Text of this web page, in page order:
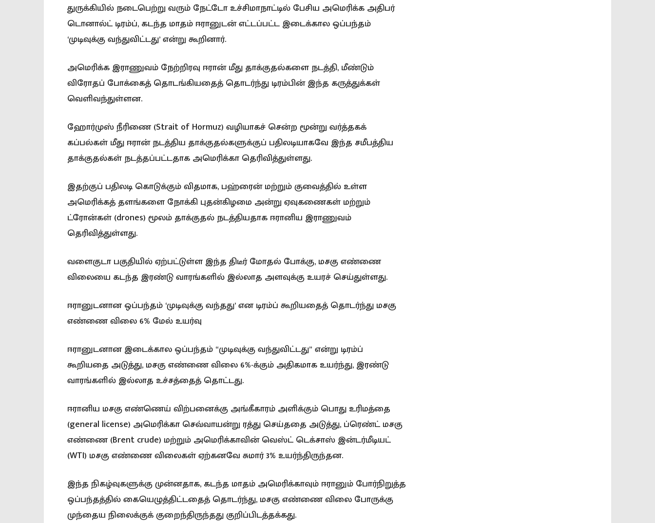
துருக்கியில் நடைபெற்று வரும் நேட்டோ உச்சிமாநாட்டில் பேசிய அமெரிக்க அதிபர்
டொனால்ட் டிரம்ப், கடந்த மாதம் ஈரானுடன் எட்டப்பட்ட இடைக்கால ஒப்பந்தம்
‘முடிவுக்கு வந்துவிட்டது’ என்று கூறினார்.
அமெரிக்க இராணுவம் நேற்றிரவு ஈரான் மீது தாக்குதல்களை நடத்தி, மீண்டும்
விரோதப் போக்கைத் தொடங்கியதைத் தொடர்ந்து டிரம்பின் இந்த கருத்துக்கள்
வெளிவந்துள்ளன.
ஹோர்முஸ் நீரிணை (Strait of Hormuz) வழியாகச் சென்ற மூன்று வர்த்தகக்
கப்பல்கள் மீது ஈரான் நடத்திய தாக்குதல்களுக்குப் பதிலடியாகவே இந்த சமீபத்திய
தாக்குதல்கள் நடத்தப்பட்டதாக அமெரிக்கா தெரிவித்துள்ளது.
இதற்குப் பதிலடி கொடுக்கும் விதமாக, பஹ்ரைன் மற்றும் குவைத்தில் உள்ள
அமெரிக்கத் தளங்களை நோக்கி புதன்கிழமை அன்று ஏவுகணைகள் மற்றும்
ட்ரோன்கள் (drones) மூலம் தாக்குதல் நடத்தியதாக ஈரானிய இராணுவம்
தெரிவித்துள்ளது.
வளைகுடா பகுதியில் ஏற்பட்டுள்ள இந்த திடீர் மோதல் போக்கு, மசகு எண்ணை
விலையை கடந்த இரண்டு வாரங்களில் இல்லாத அளவுக்கு உயரச் செய்துள்ளது.
ஈரானுடனான ஒப்பந்தம் ‘முடிவுக்கு வந்தது’ என டிரம்ப் கூறியதைத் தொடர்ந்து மசகு
எண்ணை விலை 6% மேல் உயர்வு
ஈரானுடனான இடைக்கால ஒப்பந்தம் “முடிவுக்கு வந்துவிட்டது” என்று டிரம்ப்
கூறியதை அடுத்து, மசகு எண்ணை விலை 6%-க்கும் அதிகமாக உயர்ந்து, இரண்டு
வாரங்களில் இல்லாத உச்சத்தைத் தொட்டது.
ஈரானிய மசகு எண்ணெய் விற்பனைக்கு அங்கீகாரம் அளிக்கும் பொது உரிமத்தை
(general license) அமெரிக்கா செவ்வாயன்று ரத்து செய்ததை அடுத்து, ப்ரெண்ட் மசகு
எண்ணை (Brent crude) மற்றும் அமெரிக்காவின் வெஸ்ட் டெக்சாஸ் இன்டர்மீடியட்
(WTI) மசகு எண்ணை விலைகள் ஏற்கனவே சுமார் 3% உயர்ந்திருந்தன.
இந்த நிகழ்வுகளுக்கு முன்னதாக, கடந்த மாதம் அமெரிக்காவும் ஈரானும் போர்நிறுத்த
ஒப்பந்தத்தில் கையெழுத்திட்டதைத் தொடர்ந்து, மசகு எண்ணை விலை போருக்கு
முந்தைய நிலைக்குக் குறைந்திருந்தது குறிப்பிடத்தக்கது.